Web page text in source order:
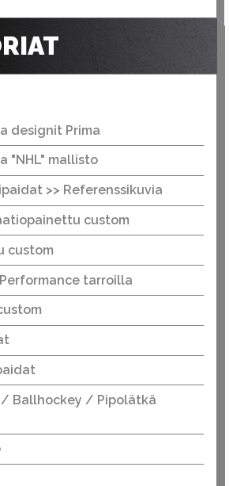
designit Prima
"NHL" mallisto
>> Referenssikuvia
custom
custom
tarroilla
Ballhockey / Pipolätkä